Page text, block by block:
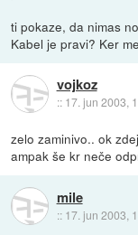
ti pokaze, da nimas
Kabel je pravi? Ker
vojkoz
:: 17. jun 2003,
zelo zaminivo.. ok
ampak še kr neče
mile
:: 17. jun 2003,